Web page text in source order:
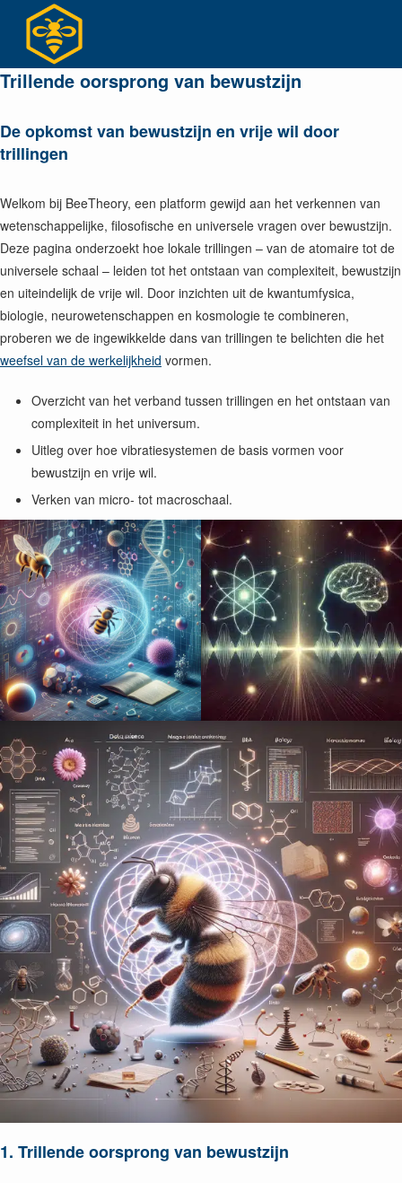
inhoud
Trillende oorsprong van bewustzijn
De opkomst van bewustzijn en vrije wil door
trillingen
Welkom bij BeeTheory, een platform gewijd aan het verkennen van
wetenschappelijke, filosofische en universele vragen over bewustzijn.
Deze pagina onderzoekt hoe lokale trillingen – van de atomaire tot de
universele schaal – leiden tot het ontstaan van complexiteit, bewustzijn
en uiteindelijk de vrije wil. Door inzichten uit de kwantumfysica,
biologie, neurowetenschappen en kosmologie te combineren,
proberen we de ingewikkelde dans van trillingen te belichten die het
weefsel van de werkelijkheid vormen.
Overzicht van het verband tussen trillingen en het ontstaan van
complexiteit in het universum.
Uitleg over hoe vibratiesystemen de basis vormen voor
bewustzijn en vrije wil.
Verken van micro- tot macroschaal.
1. Trillende oorsprong van bewustzijn